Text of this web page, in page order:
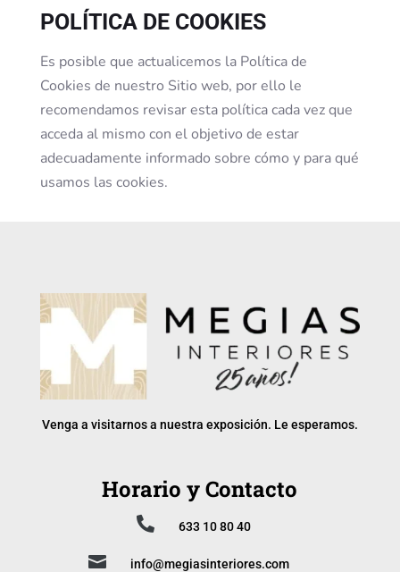
POLÍTICA DE COOKIES
Es posible que actualicemos la Política de
Cookies de nuestro Sitio web, por ello le
recomendamos revisar esta política cada vez que
acceda al mismo con el objetivo de estar
adecuadamente informado sobre cómo y para qué
usamos las cookies.
Venga a visitarnos a nuestra exposición. Le esperamos.
Horario y Contacto
 633 10 80 40
 info@megiasinteriores.com